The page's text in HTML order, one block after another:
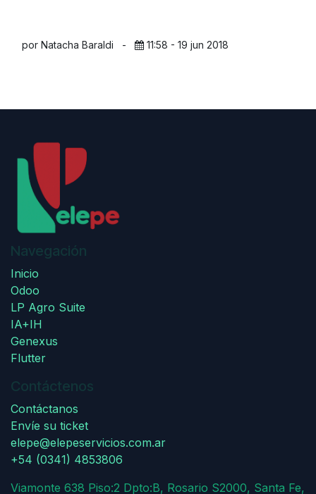
por Natacha Baraldi - 11:58 - 19 jun 2018
Navegación
Inicio
Odoo
LP Agro Suite
IA+IH
Genexus
Flutter
Contáctenos
Contáctanos
Envíe su ticket
elepe@elepeservicios.com.ar
+54 (0341) 4853806
Viamonte 638 Piso:2 Dpto:B, Rosario S2000, Santa Fe,